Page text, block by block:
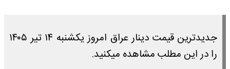
جدیدترین قیمت دینار عراق امروز یکشنبه ۱۴ تیر ۱۴۰۵
را در این مطلب مشاهده میکنید.